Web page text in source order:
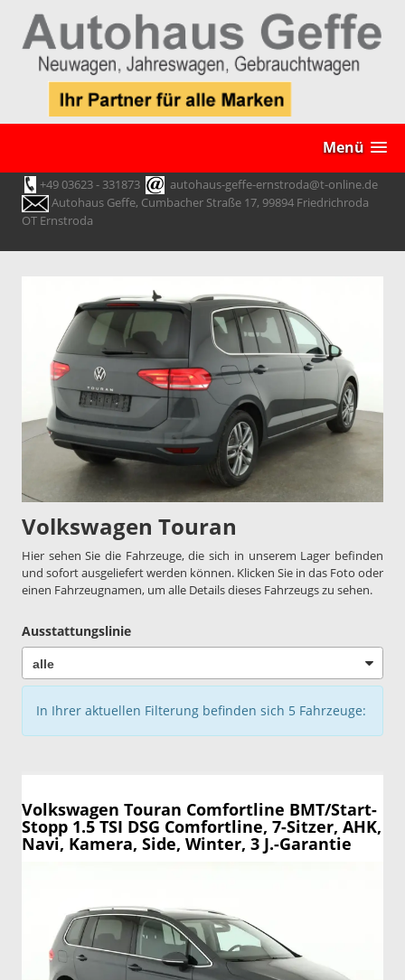
Menü
+49 03623 - 331873
autohaus-geffe-ernstroda@t-online.de
Autohaus Geffe, Cumbacher Straße 17, 99894 Friedrichroda
OT Ernstroda
Volkswagen Touran
Hier sehen Sie die Fahrzeuge, die sich in unserem Lager befinden
und sofort ausgeliefert werden können. Klicken Sie in das Foto oder
einen Fahrzeugnamen, um alle Details dieses Fahrzeugs zu sehen.
Ausstattungslinie
In Ihrer aktuellen Filterung befinden sich 5 Fahrzeuge:
Volkswagen Touran Comfortline BMT/Start-
Stopp 1.5 TSI DSG Comfortline, 7-Sitzer, AHK,
Navi, Kamera, Side, Winter, 3 J.-Garantie